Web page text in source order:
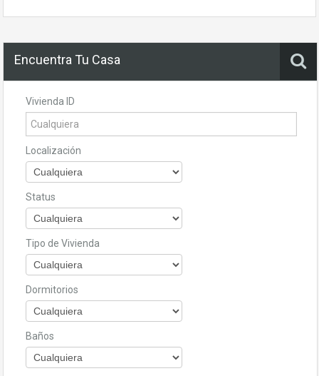
Encuentra Tu Casa
Vivienda ID
Localización
Status
Tipo de Vivienda
Dormitorios
Baños